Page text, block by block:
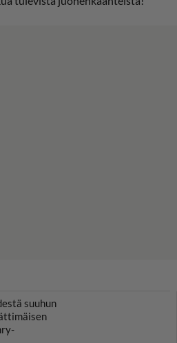
suuhun